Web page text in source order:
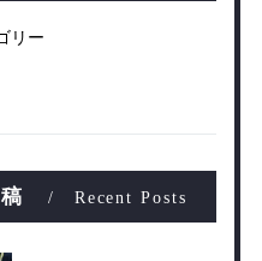
リー
Recent Posts